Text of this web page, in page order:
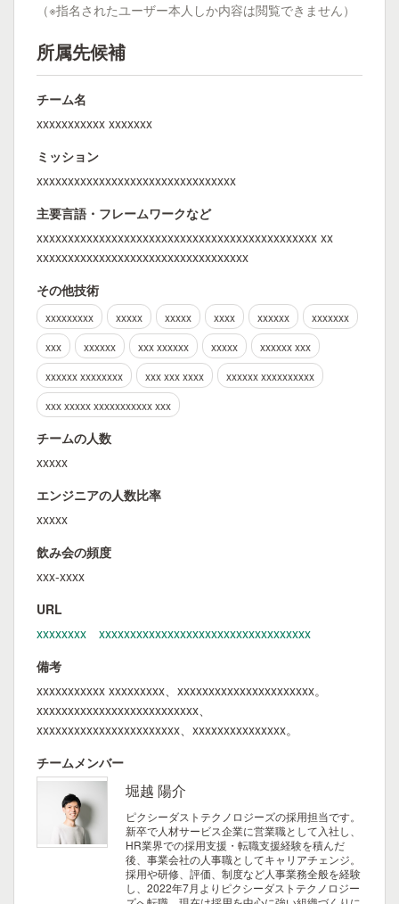
（※指名されたユーザー本人しか内容は閲覧できません）
所属先候補
チーム名
xxxxxxxxxxx xxxxxxx
ミッション
xxxxxxxxxxxxxxxxxxxxxxxxxxxxxxxx
主要言語・フレームワークなど
xxxxxxxxxxxxxxxxxxxxxxxxxxxxxxxxxxxxxxxxxxxxx xx
xxxxxxxxxxxxxxxxxxxxxxxxxxxxxxxxxx
その他技術
xxxxxxxxx xxxxx xxxxx xxxx xxxxxx
xxxxxxx
xxx
xxxxxx xxx xxxxxx xxxxx
xxxxxx xxx
xxxxxx xxxxxxxx
xxx xxx xxxx
xxxxxx xxxxxxxxxx
xxx xxxxx xxxxxxxxxxx xxx
チームの人数
xxxxx
エンジニアの人数比率
xxxxx
飲み会の頻度
xxx-xxxx
URL
xxxxxxxx xxxxxxxxxxxxxxxxxxxxxxxxxxxxxxxxxx
備考
xxxxxxxxxxx xxxxxxxxx、xxxxxxxxxxxxxxxxxxxxxx。
xxxxxxxxxxxxxxxxxxxxxxxxxx、
xxxxxxxxxxxxxxxxxxxxxxx、xxxxxxxxxxxxxxx。
チームメンバー
堀越 陽介
ピクシーダストテクノロジーズの採用担当です。
新卒で人材サービス企業に営業職として入社し、
HR業界での採用支援・転職支援経験を積んだ
後、事業会社の人事職としてキャリアチェンジ。
採用や研修、評価、制度など人事業務全般を経験
し、2022年7月よりピクシーダストテクノロジー